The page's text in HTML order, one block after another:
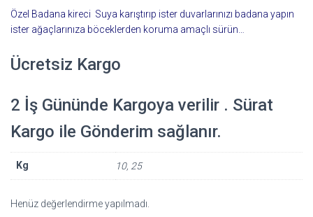
Özel Badana kireci Suya karıştırıp ister duvarlarınızı badana yapın
ister ağaçlarınıza böceklerden koruma amaçlı sürün…
Ücretsiz Kargo
2 İş Gününde Kargoya verilir . Sürat
Kargo ile Gönderim sağlanır.
Kg 10, 25
Henüz değerlendirme yapılmadı.